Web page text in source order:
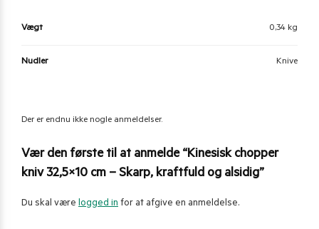
Vægt 0,34 kg
Nudler Knive
Der er endnu ikke nogle anmeldelser.
Vær den første til at anmelde “Kinesisk chopper
kniv 32,5×10 cm – Skarp, kraftfuld og alsidig”
Du skal være logged in for at afgive en anmeldelse.